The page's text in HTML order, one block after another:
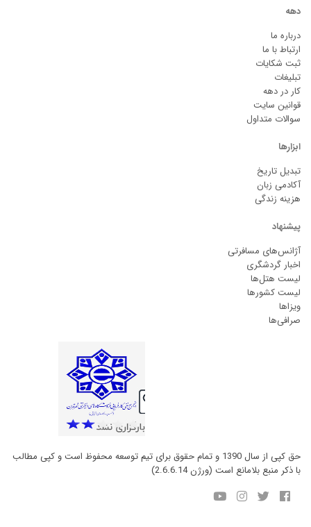
دهه
درباره ما
ارتباط با ما
ثبت شکایات
تبلیغات
کار در دهه
قوانین سایت
سوالات متداول
ابزارها
تبدیل تاریخ
آکادمی زبان
هزینه زندگی
پیشنهاد
آژانس‌های مسافرتی
اخبار گردشگری
لیست هتل‌ها
لیست کشورها
ویزاها
صرافی‌ها
حق کپی از سال 1390 و تمام حقوق برای تیم توسعه محفوظ است و کپی مطالب
با ذکر منبع بلامانع است (ورژن 2.6.6.14)